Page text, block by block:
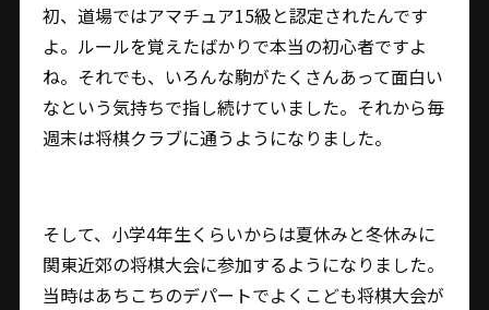
初、道場ではアマチュア15級と認定されたんです
よ。ルールを覚えたばかりで本当の初心者ですよ
ね。それでも、いろんな駒がたくさんあって面白い
なという気持ちで指し続けていました。それから毎
週末は将棋クラブに通うようになりました。
そして、小学4年生くらいからは夏休みと冬休みに
関東近郊の将棋大会に参加するようになりました。
当時はあちこちのデパートでよくこども将棋大会が